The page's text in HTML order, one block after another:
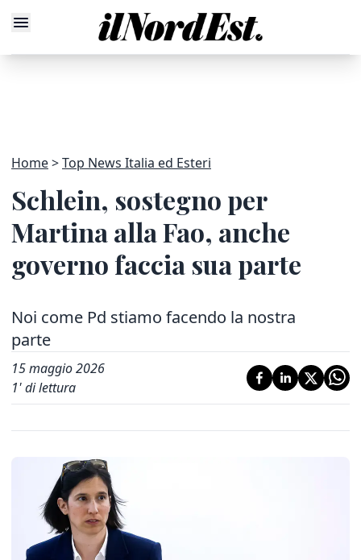
Home Top News Italia ed Esteri
Schlein, sostegno per
Martina alla Fao, anche
governo faccia sua parte
Noi come Pd stiamo facendo la nostra
parte
15 maggio 2026
1' di lettura